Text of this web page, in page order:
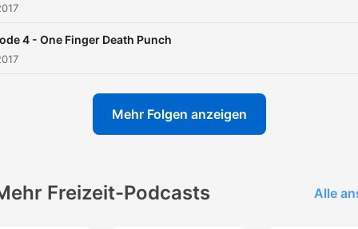
4 - One Finger Death Punch
Mehr Folgen anzeigen
Freizeit-Podcasts Alle